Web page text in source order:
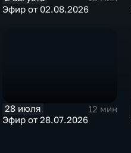
Эфир от 02.08.2026
28 июля
12 мин
Эфир от 28.07.2026